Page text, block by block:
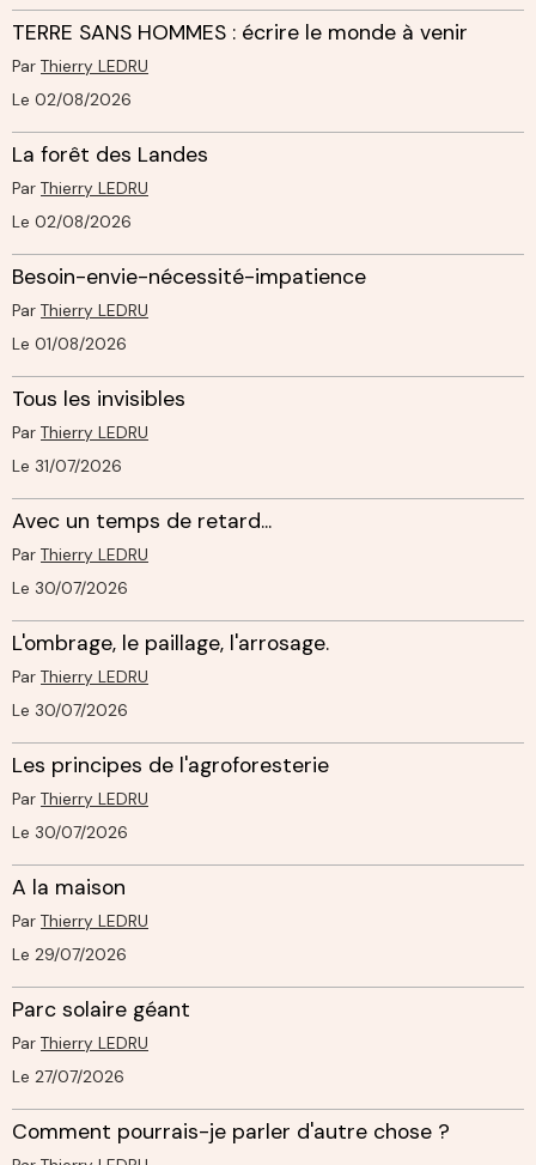
TERRE SANS HOMMES : écrire le monde à venir
Par Thierry LEDRU
Le 02/08/2026
La forêt des Landes
Par Thierry LEDRU
Le 02/08/2026
Besoin-envie-nécessité-impatience
Par Thierry LEDRU
Le 01/08/2026
Tous les invisibles
Par Thierry LEDRU
Le 31/07/2026
Avec un temps de retard...
Par Thierry LEDRU
Le 30/07/2026
L'ombrage, le paillage, l'arrosage.
Par Thierry LEDRU
Le 30/07/2026
Les principes de l'agroforesterie
Par Thierry LEDRU
Le 30/07/2026
A la maison
Par Thierry LEDRU
Le 29/07/2026
Parc solaire géant
Par Thierry LEDRU
Le 27/07/2026
Comment pourrais-je parler d'autre chose ?